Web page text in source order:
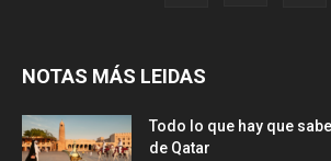
NOTAS MÁS LEIDAS
Todo lo que hay que
de Qatar